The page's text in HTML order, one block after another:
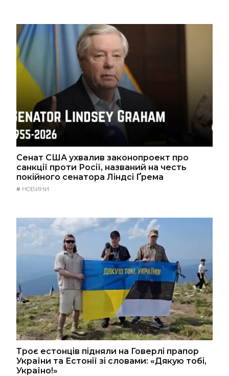
Сенат США ухвалив законопроект про
санкції проти Росії, названий на честь
покійного сенатора Ліндсі Ґрема
# НОВИНИ
Троє естонців підняли на Говерлі прапор
України та Естонії зі словами: «Дякую тобі,
Україно!»